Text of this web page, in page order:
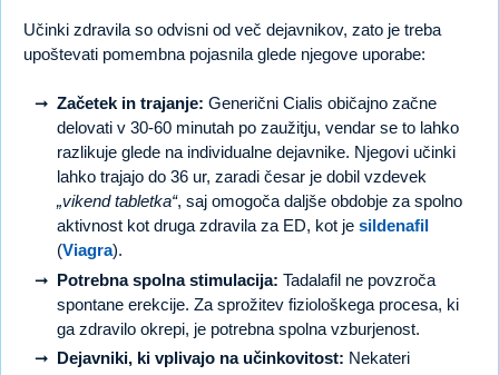
Učinki zdravila so odvisni od več dejavnikov, zato je treba
upoštevati pomembna pojasnila glede njegove uporabe:
Začetek in trajanje: Generični Cialis običajno začne
delovati v 30-60 minutah po zaužitju, vendar se to lahko
razlikuje glede na individualne dejavnike. Njegovi učinki
lahko trajajo do 36 ur, zaradi česar je dobil vzdevek
„vikend tabletka“, saj omogoča daljše obdobje za spolno
aktivnost kot druga zdravila za ED, kot je sildenafil
(Viagra).
Potrebna spolna stimulacija: Tadalafil ne povzroča
spontane erekcije. Za sprožitev fiziološkega procesa, ki
ga zdravilo okrepi, je potrebna spolna vzburjenost.
Dejavniki, ki vplivajo na učinkovitost: Nekateri